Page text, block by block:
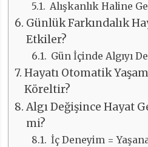
Alışkanlık Haline
Günlük Farkındalık
Etkiler?
Gün İçinde Algıyı
Hayatı Otomatik
Köreltir?
Algı Değişince Hayat
mi?
İç Deneyim =